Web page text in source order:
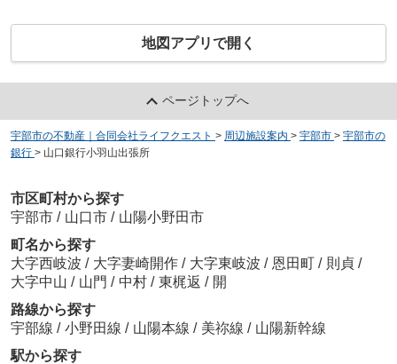
地図アプリで開く
ページトップへ
宇部市の不動産｜合同会社ライフクエスト > 周辺施設案内 > 宇部市 > 宇部市の
銀行 > 山口銀行小羽山出張所
市区町村から探す
宇部市 / 山口市 / 山陽小野田市
町名から探す
大字西岐波 / 大字妻崎開作 / 大字東岐波 / 恩田町 / 則貞 /
大字中山 / 山門 / 中村 / 東梶返 / 開
路線から探す
宇部線 / 小野田線 / 山陽本線 / 美祢線 / 山陽新幹線
駅から探す